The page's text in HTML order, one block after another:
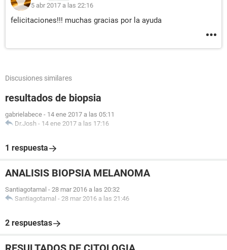
5 abr 2017 a las 22:16
felicitaciones!!! muchas gracias por la ayuda
Discusiones similares
resultados de biopsia
gabrielabece - 14 ene 2017 a las 05:11
Dr.Josh - 14 ene 2017 a las 17:16
1 respuesta
ANALISIS BIOPSIA MELANOMA
Santiagotamal - 28 mar 2016 a las 20:32
Santiagotamal - 28 mar 2016 a las 21:46
2 respuestas